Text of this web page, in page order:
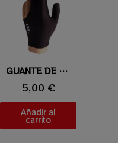
Vista rápidaGUANTE DE BILLAR IBS NEGRO
5,00 €
Añadir al
carrito